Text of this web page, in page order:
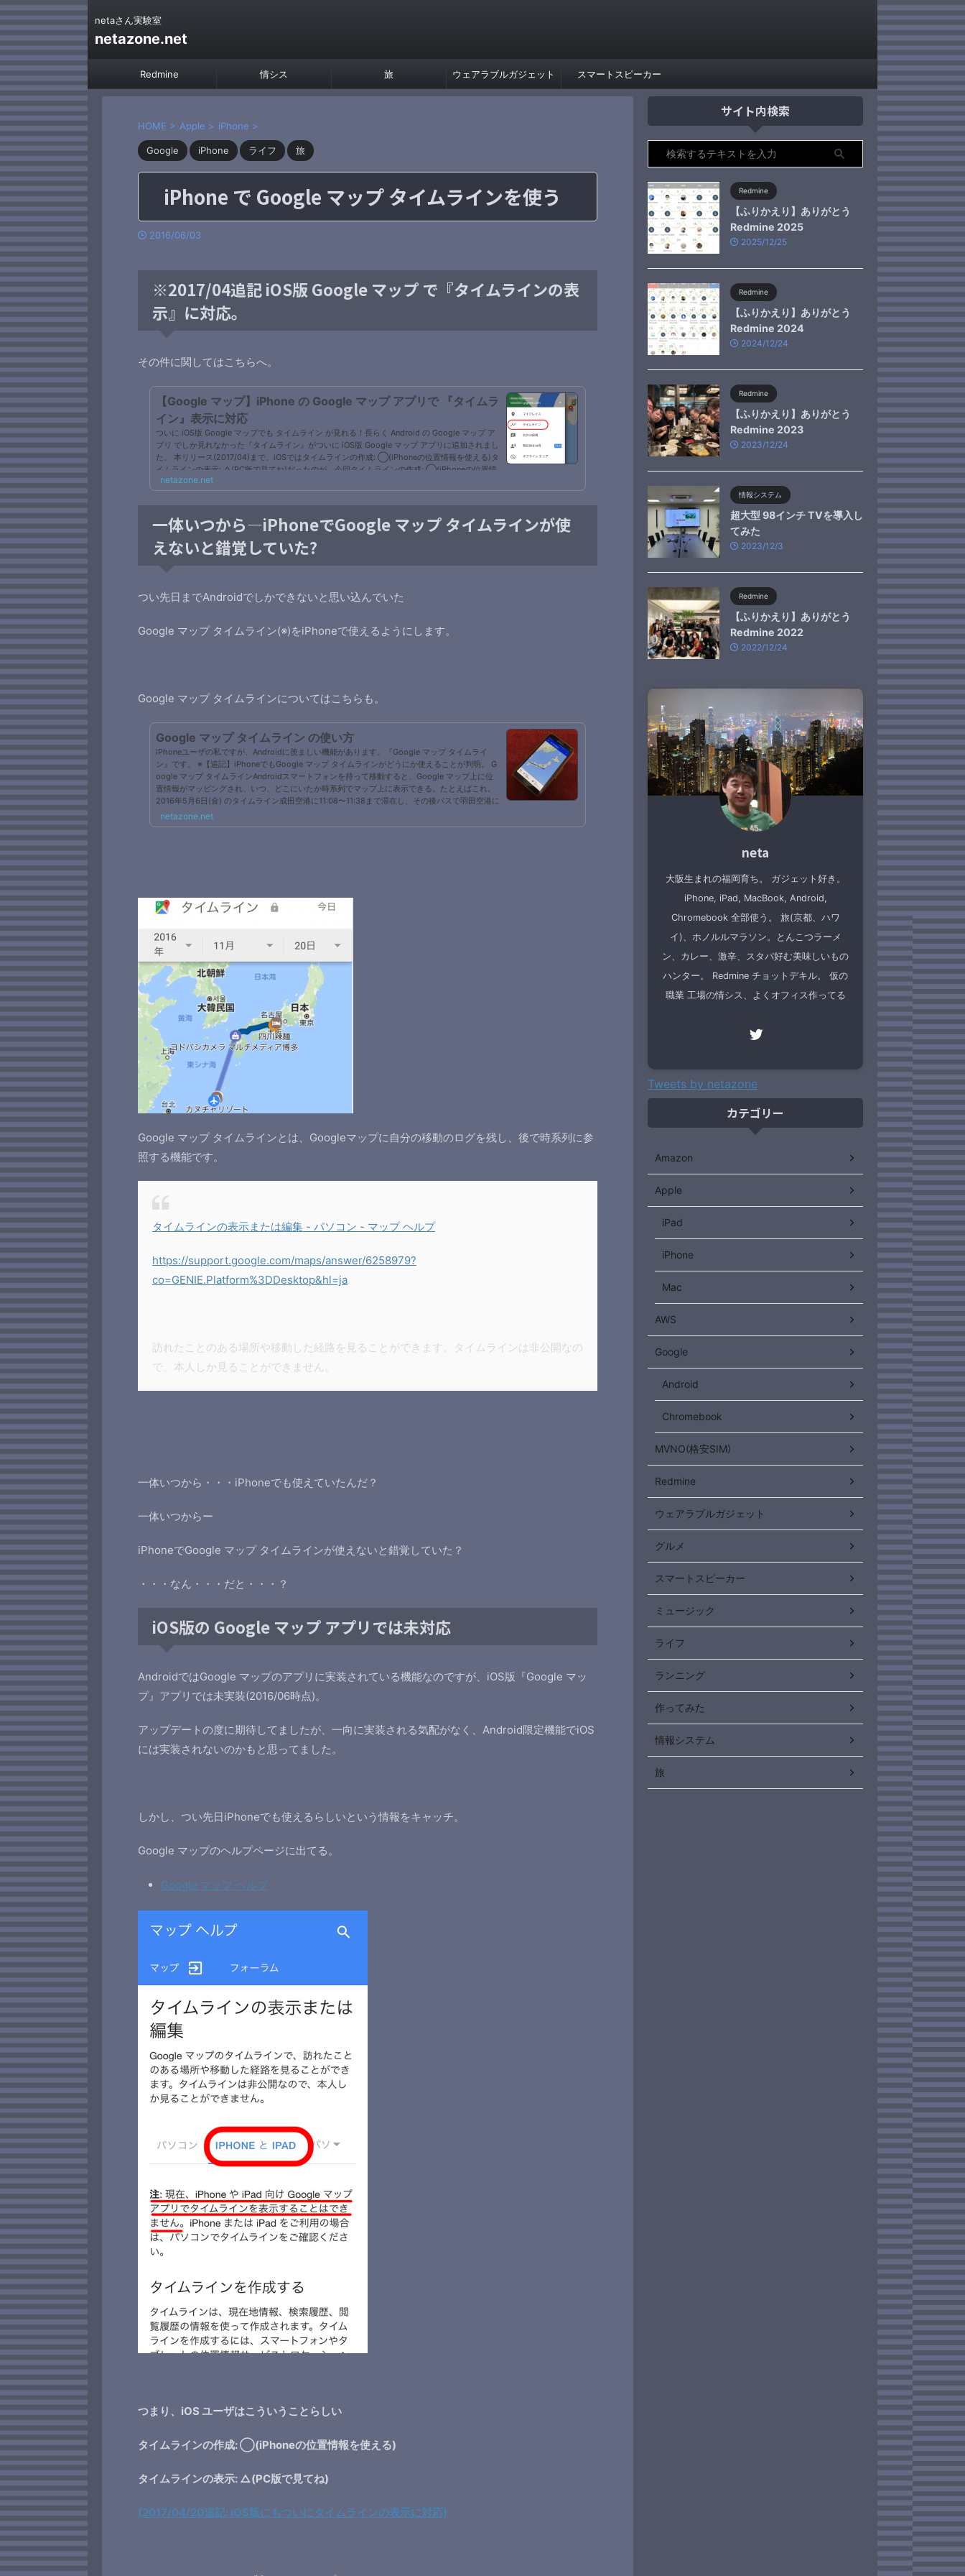
netaさん実験室
netazone.net
Redmine 情シス 旅 ウェアラブルガジェット スマートスピーカー
HOME > Apple > iPhone >
Google iPhone ライフ 旅
iPhone で Google マップ タイムラインを使う
2016/06/03
※2017/04追記 iOS版 Google マップ で『タイムラインの表
示』に対応。
その件に関してはこちらへ。
【Google マップ】iPhone の Google マップ アプリで 『タイムラ
イン』表示に対応
ついに iOS版 Google マップでも タイムライン が見れる！長らく Android の Google マップ ア
プリ でしか見れなかった『タイムライン』がついに iOS版 Google マップ アプリに追加されまし
た。 本リリース(2017/04)まで、iOSではタイムラインの作成: ◯(iPhoneの位置情報を使える)タ
イムラインの表示: △(PC版で見てね)だったのが、今回タイムラインの作成: ◯(iPhoneの位置情
報を使える)タイムラインの表示: ◯(iOS の Google マップ アプリで表示可能)になったわけで
す。 【参考】【ITmedia】iOS版「Googleマップ」にも移動履...
netazone.net
一体いつから―iPhoneでGoogle マップ タイムラインが使
えないと錯覚していた?
つい先日までAndroidでしかできないと思い込んでいた
Google マップ タイムライン(※)をiPhoneで使えるようにします。
Google マップ タイムラインについてはこちらも。
Google マップ タイムライン の使い方
iPhoneユーザの私ですが、Androidに羨ましい機能があります。『Google マップ タイムライ
ン』です。 ※【追記】iPhoneでもGoogle マップ タイムラインがどうにか使えることが判明。 G
oogle マップ タイムラインAndroidスマートフォンを持って移動すると、Google マップ上に位
置情報がマッピングされ、いつ、どこにいたか時系列でマップ上に表示できる。たとえばこれ。
2016年5月6日(金) のタイムライン成田空港に11:08〜11:38まで滞在し、その後バスで羽田空港に
移動、その後、飛行機で2時間かけて、福岡空港に移動というこ...
netazone.net
Google マップ タイムラインとは、Googleマップに自分の移動のログを残し、後で時系列に参
照する機能です。
タイムラインの表示または編集 - パソコン - マップ ヘルプ
https://support.google.com/maps/answer/6258979?
co=GENIE.Platform%3DDesktop&hl=ja
訪れたことのある場所や移動した経路を見ることができます。タイムラインは非公開なの
で、本人しか見ることができません。
一体いつから・・・iPhoneでも使えていたんだ？
一体いつからー
iPhoneでGoogle マップ タイムラインが使えないと錯覚していた？
・・・なん・・・だと・・・？
iOS版の Google マップ アプリでは未対応
AndroidではGoogle マップのアプリに実装されている機能なのですが、iOS版『Google マッ
プ』アプリでは未実装(2016/06時点)。
アップデートの度に期待してましたが、一向に実装される気配がなく、Android限定機能でiOS
には実装されないのかもと思ってました。
しかし、つい先日iPhoneでも使えるらしいという情報をキャッチ。
Google マップのヘルプページに出てる。
Google マップ ヘルプ
つまり、iOS ユーザはこういうことらしい
タイムラインの作成: ◯(iPhoneの位置情報を使える)
タイムラインの表示: △(PC版で見てね)
(2017/04/20追記: iOS版にもついにタイムラインの表示に対応)
サイト内検索
Redmine
【ふりかえり】ありがとう
Redmine 2025
2025/12/25
Redmine
【ふりかえり】ありがとう
Redmine 2024
2024/12/24
Redmine
【ふりかえり】ありがとう
Redmine 2023
2023/12/24
情報システム
超大型 98インチ TVを導入し
てみた
2023/12/3
Redmine
【ふりかえり】ありがとう
Redmine 2022
2022/12/24
neta
大阪生まれの福岡育ち。 ガジェット好き。
iPhone, iPad, MacBook, Android,
Chromebook 全部使う。 旅(京都、ハワ
イ)、ホノルルマラソン。とんこつラーメ
ン、カレー、激辛、スタバ好む美味しいもの
ハンター。 Redmine チョットデキル。 仮の
職業 工場の情シス、よくオフィス作ってる
Tweets by netazone
カテゴリー
Amazon
Apple
iPad
iPhone
Mac
AWS
Google
Android
Chromebook
MVNO(格安SIM)
Redmine
ウェアラブルガジェット
グルメ
スマートスピーカー
ミュージック
ライフ
ランニング
作ってみた
情報システム
旅